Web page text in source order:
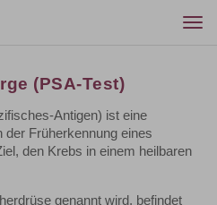
(PSA-Test)
Antigen) ist eine
der Früherkennung eines
den Krebs in einem heilbaren
genannt wird, befindet